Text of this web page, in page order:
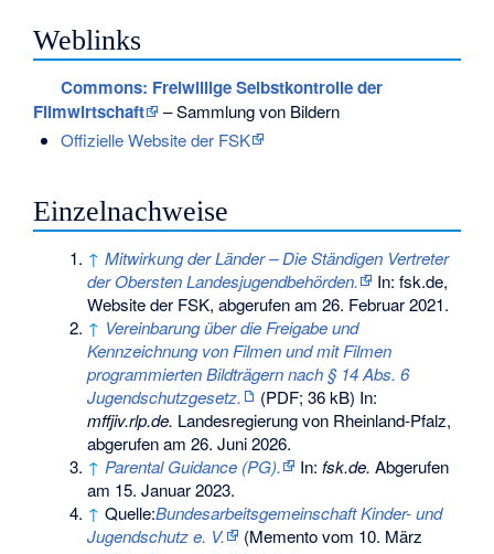
Weblinks
Commons: Freiwillige Selbstkontrolle der
Filmwirtschaft
– Sammlung von Bildern
Offizielle Website der FSK
Einzelnachweise
↑ Mitwirkung der Länder – Die Ständigen Vertreter
der Obersten Landesjugendbehörden.
In: fsk.de,
Website der FSK, abgerufen am 26. Februar 2021.
↑ Vereinbarung über die Freigabe und
Kennzeichnung von Filmen und mit Filmen
programmierten Bildträgern nach § 14 Abs. 6
Jugendschutzgesetz.
(PDF; 36 kB) In:
mffjiv.rlp.de. Landesregierung von Rheinland-Pfalz,
abgerufen am 26. Juni 2026.
↑ Parental Guidance (PG). In:fsk.de. Abgerufen
am 15. Januar 2023.
↑ Quelle:Bundesarbeitsgemeinschaft Kinder- und
Jugendschutz e. V.
(Mementovom 10. März